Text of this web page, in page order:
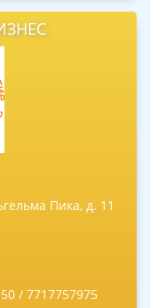
Пика, д. 11
/ 7717757975